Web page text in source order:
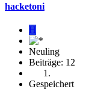
hacketoni
H
Neuling
Beiträge: 12
Gespeichert